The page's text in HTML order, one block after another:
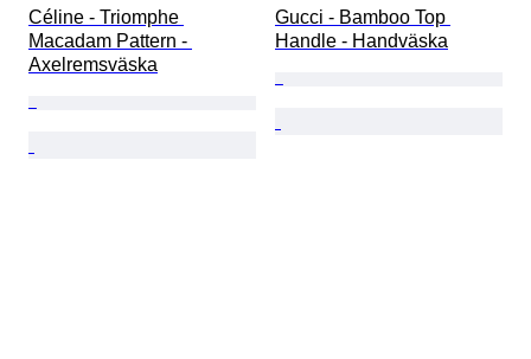
Céline - Triomphe
Macadam Pattern -
Axelremsväska
Gucci - Bamboo Top
Handle - Handväska